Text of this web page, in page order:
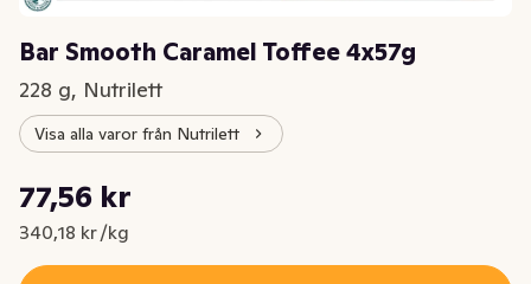
Bar Smooth Caramel Toffee 4x57g
228 g, Nutrilett
Visa alla varor från Nutrilett
Nuvarande pris är: 77,56 kr
77,56 kr
340,18 kr /kg
Styckpris: 340,18 kr /kg